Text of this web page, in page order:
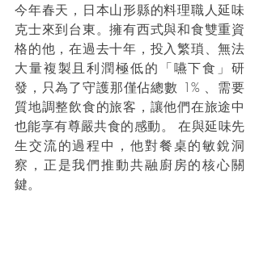
今年春天，日本山形縣的料理職人延味
克士來到台東。擁有西式與和食雙重資
格的他，在過去十年，投入繁瑣、無法
大量複製且利潤極低的「嚥下食」研
發，只為了守護那僅佔總數 1% 、需要
質地調整飲食的旅客，讓他們在旅途中
也能享有尊嚴共食的感動。 在與延味先
生交流的過程中，他對餐桌的敏銳洞
察，正是我們推動共融廚房的核心關
鍵。